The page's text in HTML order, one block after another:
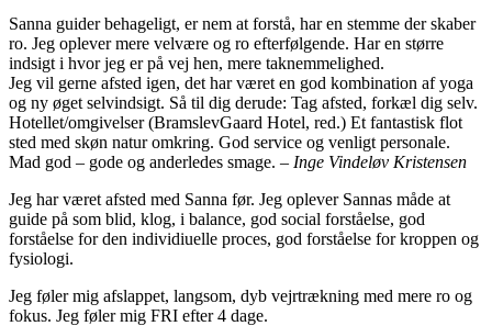
Sanna guider behageligt, er nem at forstå, har en stemme der skaber
ro. Jeg oplever mere velvære og ro efterfølgende. Har en større
indsigt i hvor jeg er på vej hen, mere taknemmelighed.
Jeg vil gerne afsted igen, det har været en god kombination af yoga
og ny øget selvindsigt. Så til dig derude: Tag afsted, forkæl dig selv.
Hotellet/omgivelser (BramslevGaard Hotel, red.) Et fantastisk flot
sted med skøn natur omkring. God service og venligt personale.
Mad god – gode og anderledes smage. – Inge Vindeløv Kristensen
Jeg har været afsted med Sanna før. Jeg oplever Sannas måde at
guide på som blid, klog, i balance, god social forståelse, god
forståelse for den individiuelle proces, god forståelse for kroppen og
fysiologi.
Jeg føler mig afslappet, langsom, dyb vejrtrækning med mere ro og
fokus. Jeg føler mig FRI efter 4 dage.